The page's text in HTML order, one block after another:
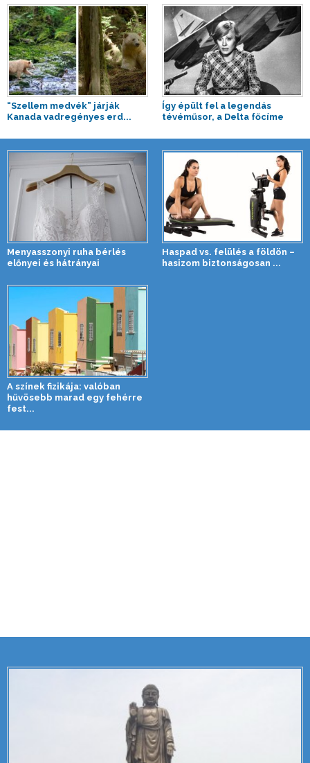
“Szellem medvék” járják
Kanada vadregényes erd...
Így épült fel a legendás
tévéműsor, a Delta főcíme
Menyasszonyi ruha bérlés
előnyei és hátrányai
Haspad vs. felülés a földön –
hasizom biztonságosan ...
A színek fizikája: valóban
hűvösebb marad egy fehérre
fest...